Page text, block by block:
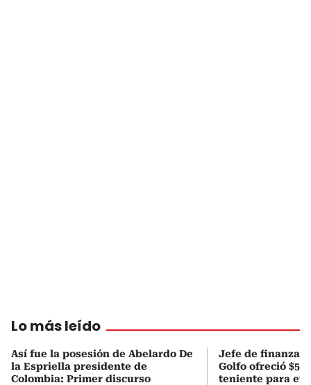
Lo más leído
Así fue la posesión de Abelardo De
la Espriella presidente de
Colombia: Primer discurso
Jefe de finanzas
Golfo ofreció
teniente para